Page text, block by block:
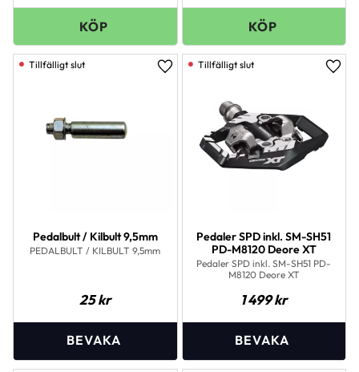
Pedalbult / Kilbult 9,5mm
PEDALBULT / KILBULT 9,5mm
25kr
Lägg till i favoriter
Pedaler SPD inkl. SM-SH51
PD-M8120 Deore XT
Pedaler SPD inkl. SM-SH51 PD-
M8120 Deore XT
1 499kr